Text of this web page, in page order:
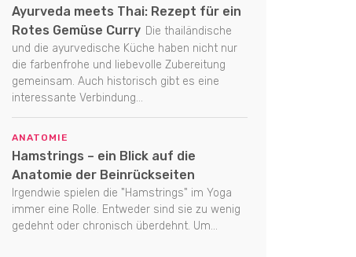
Ayurveda meets Thai: Rezept für ein
Rotes Gemüse Curry Die thailändische
und die ayurvedische Küche haben nicht nur
die farbenfrohe und liebevolle Zubereitung
gemeinsam. Auch historisch gibt es eine
interessante Verbindung...
ANATOMIE
Hamstrings – ein Blick auf die
Anatomie der Beinrückseiten
Irgendwie spielen die "Hamstrings" im Yoga
immer eine Rolle. Entweder sind sie zu wenig
gedehnt oder chronisch überdehnt. Um...